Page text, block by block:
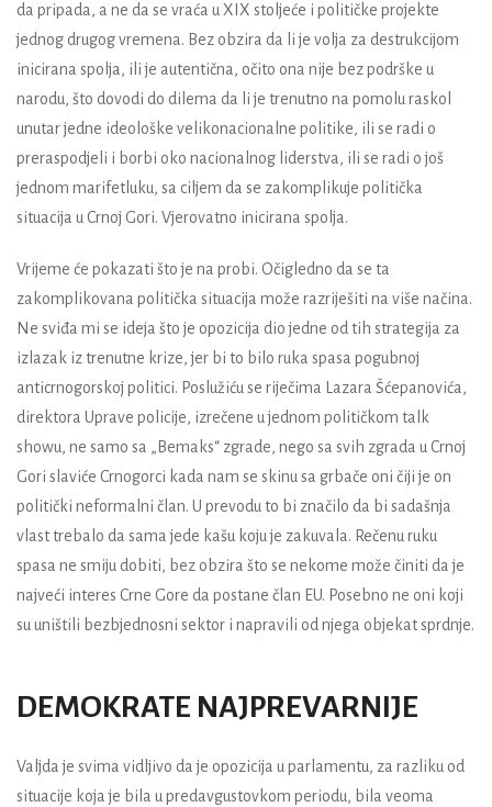
da pripada, a ne da se vraća u XIX stoljeće i političke projekte
jednog drugog vremena. Bez obzira da li je volja za destrukcijom
inicirana spolja, ili je autentična, očito ona nije bez podrške u
narodu, što dovodi do dilema da li je trenutno na pomolu raskol
unutar jedne ideološke velikonacionalne politike, ili se radi o
preraspodjeli i borbi oko nacionalnog liderstva, ili se radi o još
jednom marifetluku, sa ciljem da se zakomplikuje politička
situacija u Crnoj Gori. Vjerovatno inicirana spolja.
Vrijeme će pokazati što je na probi. Očigledno da se ta
zakomplikovana politička situacija može razriješiti na više načina.
Ne sviđa mi se ideja što je opozicija dio jedne od tih strategija za
izlazak iz trenutne krize, jer bi to bilo ruka spasa pogubnoj
anticrnogorskoj politici. Poslužiću se riječima
Lazara Šćepanovića ,
direktora Uprave policije, izrečene u jednom političkom talk
showu, ne samo sa „Bemaks“ zgrade, nego sa svih zgrada u Crnoj
Gori slaviće Crnogorci kada nam se skinu sa grbače oni čiji je on
politički neformalni član. U prevodu to bi značilo da bi sadašnja
vlast trebalo da sama jede kašu koju je zakuvala. Rečenu ruku
spasa ne smiju dobiti, bez obzira što se nekome može činiti da je
najveći interes Crne Gore da postane član EU. Posebno ne oni koji
su uništili bezbjednosni sektor i napravili od njega objekat sprdnje.
DEMOKRATE NAJPREVARNIJE
Valjda je svima vidljivo da je opozicija u parlamentu, za razliku od
situacije koja je bila u predavgustovkom periodu, bila veoma